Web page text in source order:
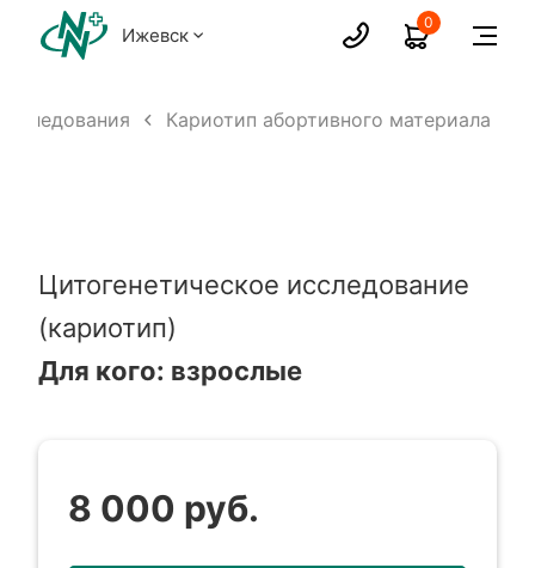
Ижевск
0
Кариотип абортивного материала
Цитогенетическое исследование
(кариотип)
Для кого: взрослые
8 000 руб.